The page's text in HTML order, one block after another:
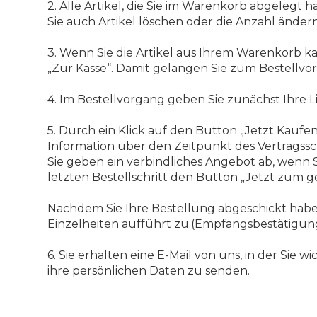
2. Alle Artikel, die Sie im Warenkorb abgelegt
Sie auch Artikel löschen oder die Anzahl
3. Wenn Sie die Artikel aus Ihrem Warenkorb
„Zur Kasse“. Damit gelangen Sie zum
4. Im Bestellvorgang geben Sie zunächst Ihre
5. Durch ein Klick auf den Button „Jetzt
Information über den Zeitpunkt des
Sie geben ein verbindliches Angebot ab,
letzten Bestellschritt den Button „Jetzt zum
Nachdem Sie Ihre Bestellung abgeschickt
Einzelheiten aufführt
6. Sie erhalten eine E-Mail von uns, in der
ihre persönlichen Daten zu senden.